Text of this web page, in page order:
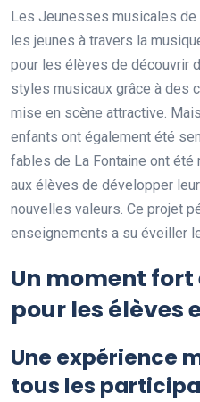
Les Jeunesses musicales de
les jeunes à travers la
pour les élèves de découvrir
styles musicaux grâce à des
mise en scène attractive.
enfants ont également été
fables de La Fontaine ont été
aux élèves de développer
nouvelles valeurs. Ce projet
enseignements a su éveiller
Un moment
pour les élèves
Une expérience
tous les